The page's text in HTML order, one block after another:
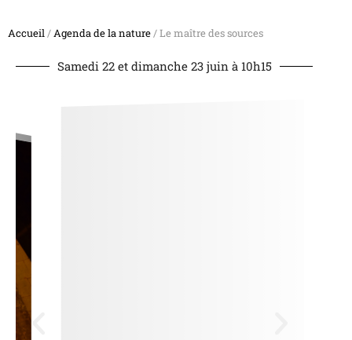
Accueil/Agenda de la nature/ Le maître des sources
Samedi 22 et dimanche 23 juin à 10h15